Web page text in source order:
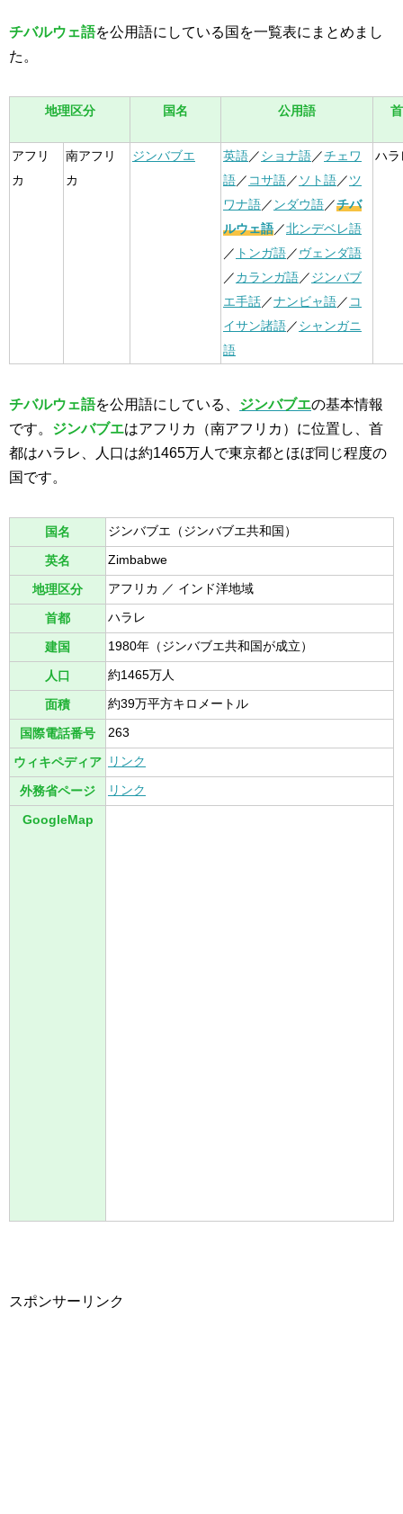
チバルウェ語を公用語にしている国を一覧表にまとめまし
た。
地理区分 国名 公用語
アフリ
カ
南アフリ
カ
ジンバブエ 英語／ショナ語／チェワ
語／ コサ語／ ソト語／ツ
ワナ語／ ンダウ語／チバ
ルウェ語／北ンデベレ語
／ トンガ語／ヴェンダ語
／カランガ語／ジンバブ
エ手話／ナンビャ語／ コ
イサン諸語／シャンガニ
語
ハラ
チバルウェ語を公用語にしている、 ジンバブエの基本情報
です。 ジンバブエはアフリカ（南アフリカ）に位置し、首
都はハラレ、人口は約1465万人で東京都とほぼ同じ程度の
国です。
国名 ジンバブエ（ジンバブエ共和国）
英名 Zimbabwe
地理区分 アフリカ ／ インド洋地域
首都 ハラレ
建国 1980年（ジンバブエ共和国が成立）
人口 約1465万人
面積 約39万平方キロメートル
国際電話番号 263
ウィキペディア リンク
外務省ページ リンク
GoogleMap
スポンサーリンク